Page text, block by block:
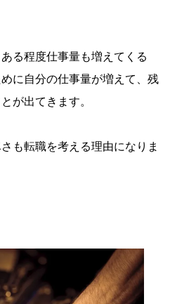
る程度仕事量も増えてくる
に自分の仕事量が増えて、残
が出てきます。
も転職を考える理由になりま